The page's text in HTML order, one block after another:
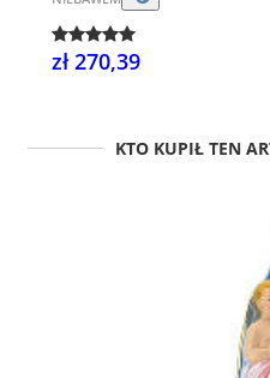
zł 270,39
KTO KUPIŁ TEN